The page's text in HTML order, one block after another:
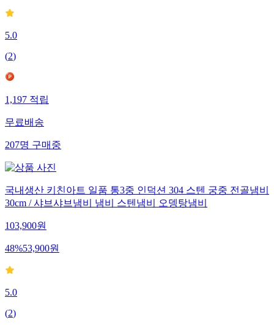
5.0
(2)
1,197적립
무료배송
207명구매중
국내생산 키친아트 일품 통3중 인덕션 304 스텐 궁중 전골냄비
30cm / 샤브샤브냄비 냄비 스텐냄비 오뎅탕냄비
103,900원
48%53,900원
5.0
(2)